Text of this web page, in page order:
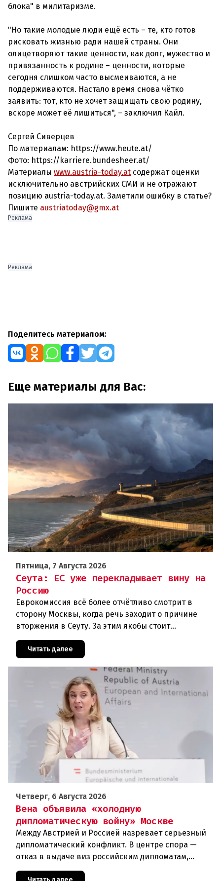
блока" в милитаризме.
"Но такие молодые люди ещё есть – те, кто готов
рисковать жизнью ради нашей страны. Они
олицетворяют такие ценности, как долг, мужество и
привязанность к родине – ценности, которые
сегодня слишком часто высмеиваются, а не
поддерживаются. Настало время снова чётко
заявить: тот, кто не хочет защищать свою родину,
вскоре может её лишиться", – заключил Кайл.
Сергей Сиверцев
По материалам: https://www.heute.at/
Фото: https://karriere.bundesheer.at/
Материалы www.austria-today.at содержат оценки
исключительно австрийских СМИ и не отражают
позицию austria-today.at. Заметили ошибку в статье?
Пишите austriatoday@gmx.at
Реклама
Реклама
Поделитесь материалом:
Еще материалы для Вас:
Пятница, 7 Августа 2026
Сеута: ЕС уже перекладывает вину на
Россию
Еврокомиссия всё более отчётливо смотрит в
сторону Москвы, когда речь заходит о причине
вторжения в Сеуту. За этим якобы стоит
дней около 72 000 человек п
Читать далее
Четверг, 6 Августа 2026
Вена объявила «холодную
дипломатическую войну» Москве
Между Австрией и Россией назревает серьезный
дипломатический конфликт. В центре спора —
отказ в выдаче виз российским дипломатам,